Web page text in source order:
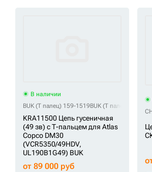
В наличии
BUK (Т палец) 159-1519BUK (Т палец)
KRA11500 Цепь гусеничная
(49 зв) c Т-пальцем для Atlas
Copco DM30
(VCR5350/49HDV,
UL190B1G49) BUK
от 89 000 руб